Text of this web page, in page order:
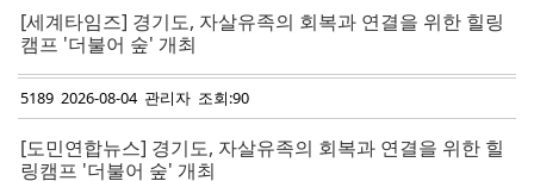
[세계타임즈] 경기도, 자살유족의 회복과 연결을 위한 힐링
캠프 '더불어 숲' 개최
5189 2026-08-04 관리자 조회:90
[도민연합뉴스] 경기도, 자살유족의 회복과 연결을 위한 힐
링캠프 '더불어 숲' 개최